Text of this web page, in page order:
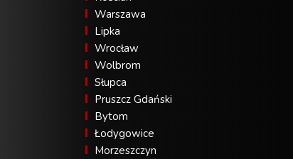
Warszawa
Lipka
Wrocław
Wolbrom
Słupca
Pruszcz Gdański
Bytom
Łodygowice
Morzeszczyn